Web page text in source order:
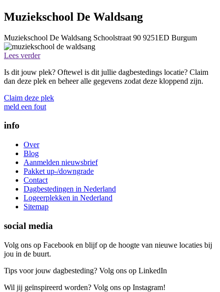
Muziekschool De Waldsang
Muziekschool De Waldsang Schoolstraat 90 9251ED Burgum
Lees verder
Is dit jouw plek? Oftewel is dit jullie dagbestedings locatie? Claim
dan deze plek en beheer alle gegevens zodat deze kloppend zijn.
Claim deze plek
meld een fout
info
Over
Blog
Aanmelden nieuwsbrief
Pakket up-/downgrade
Contact
Dagbestedingen in Nederland
Logeerplekken in Nederland
Sitemap
social media
Volg ons op Facebook en blijf op de hoogte van nieuwe locaties bij
jou in de buurt.
Tips voor jouw dagbesteding? Volg ons op LinkedIn
Wil jij geïnspireerd worden? Volg ons op Instagram!